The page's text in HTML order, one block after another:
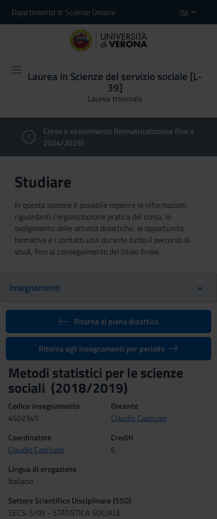
Dipartimento di Scienze Umane ITA
Laurea in Scienze del servizio sociale [L-
39]
Laurea triennale
Corso a esaurimento (Immatricolazione fino a
2024/2025)
Studiare
In questa sezione è possibile reperire le informazioni
riguardanti l'organizzazione pratica del corso, lo
svolgimento delle attività didattiche, le opportunità
formative e i contatti utili durante tutto il percorso di
studi, fino al conseguimento del titolo finale.
Insegnamenti
Ritorna al piano didattico
Ritorna agli insegnamenti per periodo
Metodi statistici per le scienze
sociali (2018/2019)
Codice insegnamento
4S02345
Docente
Claudio Capiluppi
Coordinatore
Claudio Capiluppi
Crediti
6
Lingua di erogazione
Italiano
Settore Scientifico Disciplinare (SSD)
SECS-S/05 - STATISTICA SOCIALE